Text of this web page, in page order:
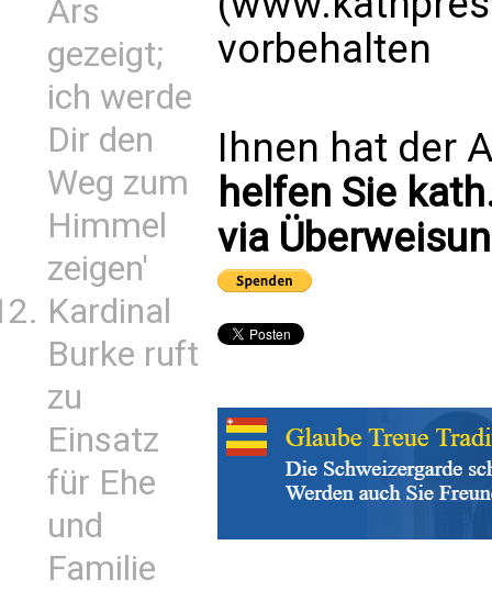
Ars
gezeigt;
ich werde
Dir den
Weg zum
Himmel
zeigen'
Kardinal
Burke ruft
zu
Einsatz
für Ehe
und
Familie
vorbehalten
Ihnen hat der
helfen Sie
via